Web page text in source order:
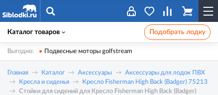
Каталог товаров Подобрать лодку
Выгодно: Подвесные моторы golfstream
Главная Каталог Аксессуары
Аксессуары для лодок ПВХ
Кресла и сиденья
Кресло Fisherman High Back (Badger) 75213
Стойки для сидений для Кресло Fisherman High Back (Badger)